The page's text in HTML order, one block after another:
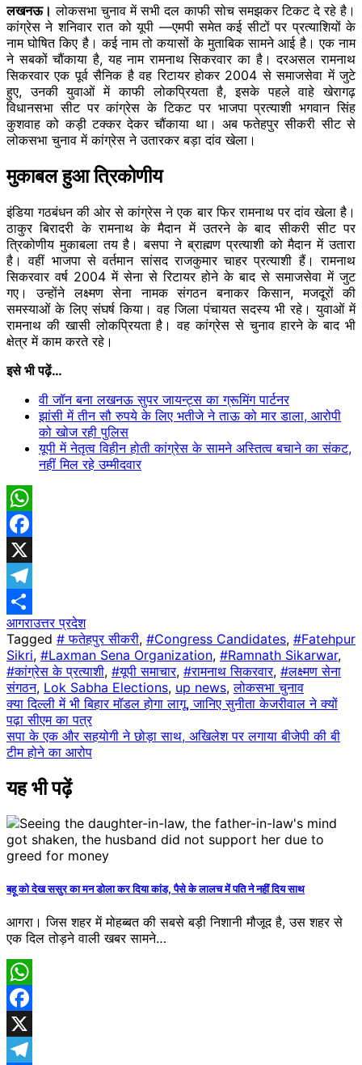
लखनऊ। लोकसभा चुनाव में सभी दल काफी सोच समझकर टिकट दे रहे है।
कांग्रेस ने शनिवार रात को यूपी —एमपी समेत कई सीटों पर प्रत्याशियों के
नाम घोषित किए है। कई नाम तो कयासों के मुताबिक सामने आई है। एक नाम
ने सबकों चौंकाया है, यह नाम रामनाथ सिकरवार का है। दरअसल रामनाथ
सिकरवार एक पूर्व सैनिक है वह रिटायर होकर 2004 से समाजसेवा में जुटे
हुए, उनकी युवाओं में काफी लोकप्रियता है, इसके पहले वाहे खेरागढ़
विधानसभा सीट पर कांग्रेस के टिकट पर भाजपा प्रत्याशी भगवान सिंह
कुशवाह को कड़ी टक्कर देकर चौंकाया था। अब फतेहपुर सीकरी सीट से
लोकसभा चुनाव में कांग्रेस ने उतारकर बड़ा दांव खेला।
मुकाबल हुआ त्रिकोणीय
इंडिया गठबंधन की ओर से कांग्रेस ने एक बार फिर रामनाथ पर दांव खेला है।
ठाकुर बिरादरी के रामनाथ के मैदान में उतरने के बाद सीकरी सीट पर
त्रिकोणीय मुकाबला तय है। बसपा ने ब्राह्मण प्रत्याशी को मैदान में उतारा
है। वहीं भाजपा से वर्तमान सांसद राजकुमार चाहर प्रत्याशी हैं। रामनाथ
सिकरवार वर्ष 2004 में सेना से रिटायर होने के बाद से समाजसेवा में जुट
गए। उन्होंने लक्ष्मण सेना नामक संगठन बनाकर किसान, मजदूरों की
समस्याओं के लिए संघर्ष किया। वह जिला पंचायत सदस्य भी रहे। युवाओं में
रामनाथ की खासी लोकप्रियता है। वह कांग्रेस से चुनाव हारने के बाद भी
क्षेत्र में काम करते रहे।
इसे भी पढ़ें…
वी जॉन बना लखनऊ सुपर जायन्ट्स का ग्रूमिंग पार्टनर
झांसी में तीन सौ रुपये के लिए भतीजे ने ताऊ को मार डाला, आरोपी
को खोज रही पुलिस
यूपी में नेतृत्व वि​हीन होती कांग्रेस के सामने अस्तित्व बचाने का संकट,
नहीं मिल रहे उम्मीदवार
WhatsApp
Facebook
X
Telegram
Share
आगराउत्तर प्रदेश
Tagged # फतेहपुर सीकरी, #Congress Candidates, #Fatehpur
Sikri, #Laxman Sena Organization, #Ramnath Sikarwar,
#कांग्रेस के प्रत्याशी, #यूपी समाचार, #रामनाथ सिकरवार, #लक्ष्मण सेना
संगठन, Lok Sabha Elections, up news,लोकसभा चुनाव
Post
navigation
क्या दिल्ली में भी बिहार मॉडल होगा लागू, जानिए सुनीता केजरीवाल ने क्यों
पढ़ा सीएम का पत्र
सपा के एक और सहयोगी ने छोड़ा साथ, अखिलेश पर लगाया बीजेपी की बी
टीम होने का आरोप
यह भी पढ़ें
बहू को देख ससुर का मन ​डोला कर दिया कांड, पैसे के लालच में पति ने नहीं दिय साथ
आगरा। जिस शहर में मोहब्बत की सबसे बड़ी निशानी मौजूद है, उस शहर से ​
एक दिल तोड़ने वाली खबर सामने…
WhatsApp
Facebook
X